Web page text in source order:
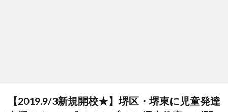
【2019.9/3新規開校★】堺区・堺東に児童発達